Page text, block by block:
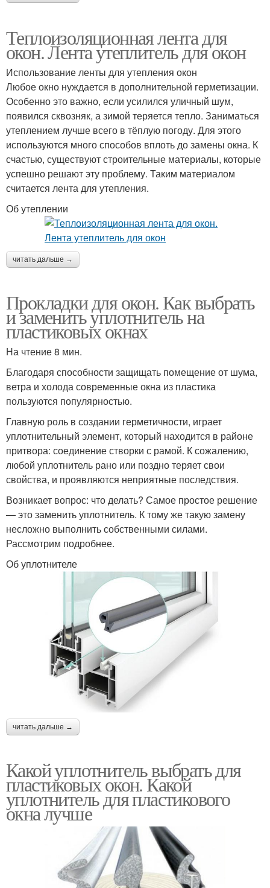
Теплоизоляционная лента для
окон. Лента утеплитель для окон
Использование ленты для утепления окон
Любое окно нуждается в дополнительной герметизации.
Особенно это важно, если усилился уличный шум,
появился сквозняк, а зимой теряется тепло. Заниматься
утеплением лучше всего в тёплую погоду. Для этого
используются много способов вплоть до замены окна. К
счастью, существуют строительные материалы, которые
успешно решают эту проблему. Таким материалом
считается лента для утепления.
Об утеплении
читать дальше →
Прокладки для окон. Как выбрать
и заменить уплотнитель на
пластиковых окнах
На чтение 8 мин.
Благодаря способности защищать помещение от шума,
ветра и холода современные окна из пластика
пользуются популярностью.
Главную роль в создании герметичности, играет
уплотнительный элемент, который находится в районе
притвора: соединение створки с рамой. К сожалению,
любой уплотнитель рано или поздно теряет свои
свойства, и проявляются неприятные последствия.
Возникает вопрос: что делать? Самое простое решение
― это заменить уплотнитель. К тому же такую замену
несложно выполнить собственными силами.
Рассмотрим подробнее.
Об уплотнителе
читать дальше →
Какой уплотнитель выбрать для
пластиковых окон. Какой
уплотнитель для пластикового
окна лучше